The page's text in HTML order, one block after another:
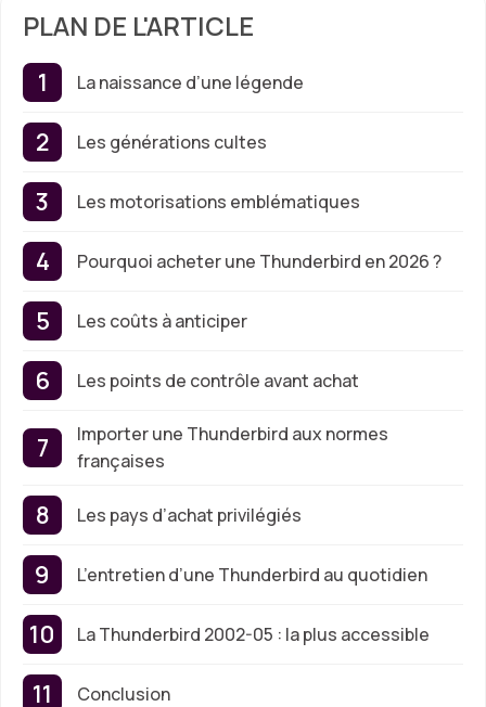
PLAN DE L'ARTICLE
La naissance d’une légende
Les générations cultes
Les motorisations emblématiques
Pourquoi acheter une Thunderbird en 2026 ?
Les coûts à anticiper
Les points de contrôle avant achat
Importer une Thunderbird aux normes
françaises
Les pays d’achat privilégiés
L’entretien d’une Thunderbird au quotidien
La Thunderbird 2002-05 : la plus accessible
Conclusion